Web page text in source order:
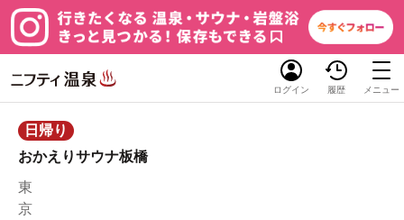
ログイン 履歴 メニュー
日帰り
おかえりサウナ板橋
東
京